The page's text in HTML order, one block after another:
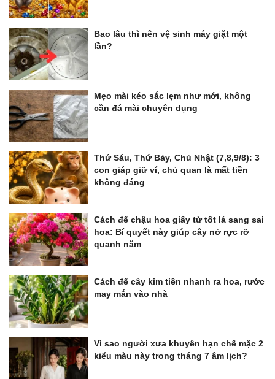
Bao lâu thì nên vệ sinh máy giặt một
lần?
Mẹo mài kéo sắc lẹm như mới, không
cần đá mài chuyên dụng
Thứ Sáu, Thứ Bảy, Chủ Nhật (7,8,9/8): 3
con giáp giữ ví, chủ quan là mất tiền
không đáng
Cách để chậu hoa giấy từ tốt lá sang sai
hoa: Bí quyết này giúp cây nở rực rỡ
quanh năm
Cách để cây kim tiền nhanh ra hoa, rước
may mắn vào nhà
Vì sao người xưa khuyên hạn chế mặc 2
kiểu màu này trong tháng 7 âm lịch?